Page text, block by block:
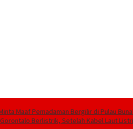
Maaf Pemadaman Bergilir di Pulau
Gorontalo Berlistrik, Setelah Kabel Laut